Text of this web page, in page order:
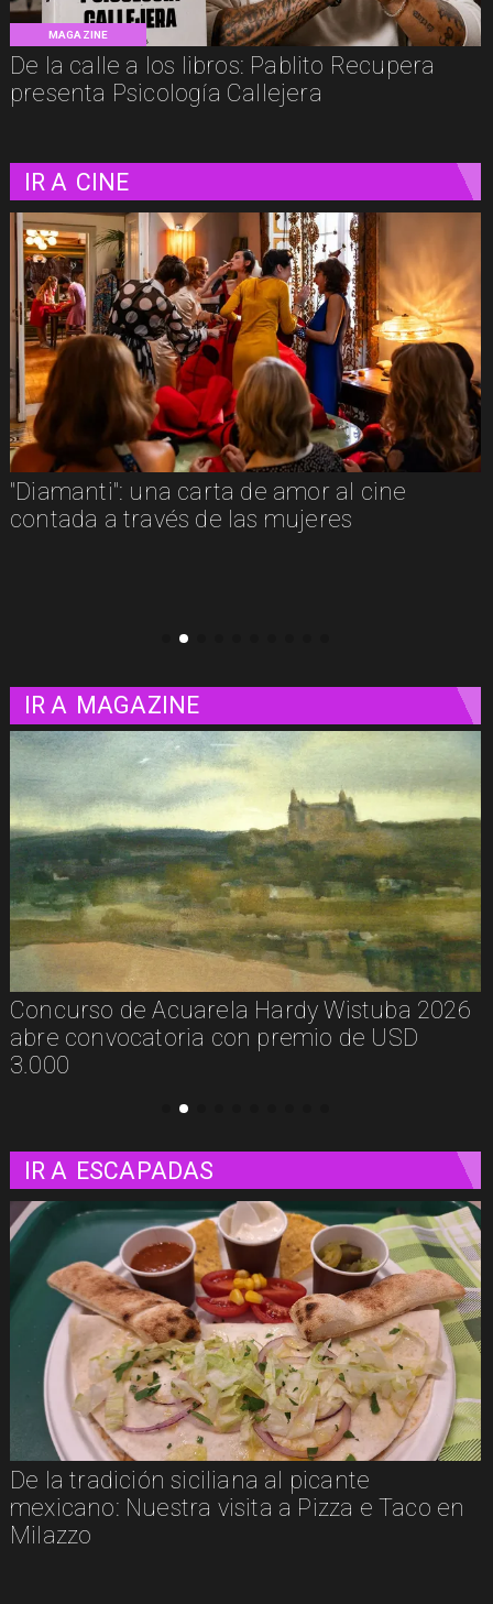
MAGAZINE
De la calle a los libros: Pablito Recupera
presenta Psicología Callejera
IR A CINE
"La naturaleza de las cosas invisibles": una
luminosa mirada a la vida misma
IR A MAGAZINE
De la calle a los libros: Pablito Recupera
presenta Psicología Callejera
IR A ESCAPADAS
Un paseo matutino por Venecia